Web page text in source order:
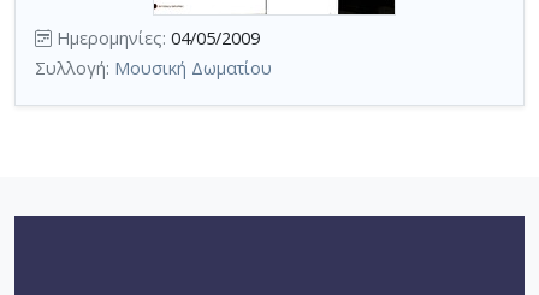
Ημερομηνίες: 04/05/2009
Συλλογή: Μουσική Δωματίου